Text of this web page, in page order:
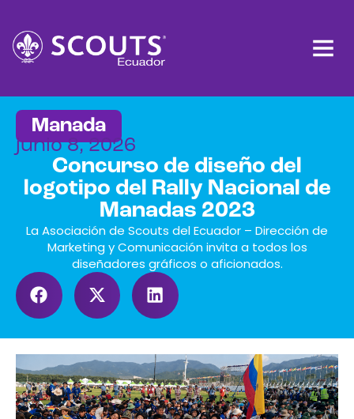
Manada
junio 8, 2026
Concurso de diseño del
logotipo del Rally Nacional de
Manadas 2023
La Asociación de Scouts del Ecuador – Dirección de
Marketing y Comunicación invita a todos los
diseñadores gráficos o aficionados.